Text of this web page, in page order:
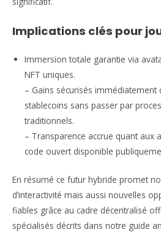
Implications clés pour
Immersion totale garantie via
NFT uniques.
– Gains sécurisés immédiatement
stablecoins sans passer par
traditionnels.
– Transparence accrue quant aux
code ouvert disponible
En résumé ce futur hybride promet
d’interactivité mais aussi nouvelles
fiables grâce au cadre décentralisé
spécialisés décrits dans notre guide